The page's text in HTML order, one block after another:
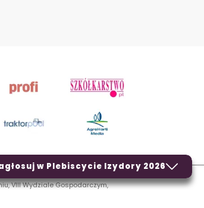
w Plebiscycie Izydory 2026
VIII Wydziale Gospodarczym,